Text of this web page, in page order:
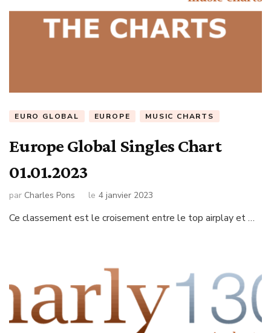
EURO GLOBAL EUROPE MUSIC CHARTS
Europe Global Singles Chart
01.01.2023
par Charles Pons le 4 janvier 2023
Ce classement est le croisement entre le top airplay et …